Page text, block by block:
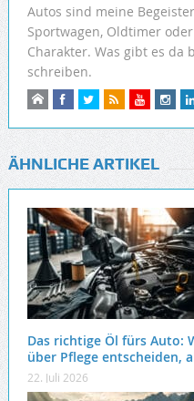
Autos sind meine
Sportwagen, Oldtimer
Charakter. Was gibt es da
schreiben.
ÄHNLICHE ARTIKEL
Das richtige Öl fürs Auto:
über Pflege entscheiden,
22. Juli 2026